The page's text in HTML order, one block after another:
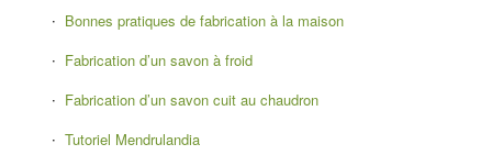
Bonnes pratiques de fabrication à la maison
Fabrication d’un savon à froid
Fabrication d’un savon cuit au chaudron
Tutoriel Mendrulandia